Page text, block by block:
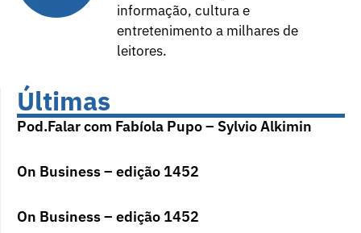
informação, cultura e
entretenimento a milhares de
leitores.
Últimas
Pod.Falar com Fabíola Pupo – Sylvio Alkimin
On Business – edição 1452
On Business – edição 1452